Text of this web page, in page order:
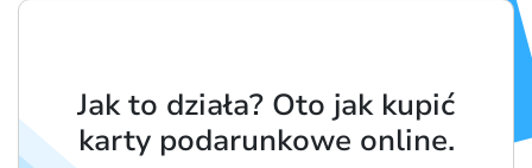
Jak to działa? Oto jak kupić
karty podarunkowe online.